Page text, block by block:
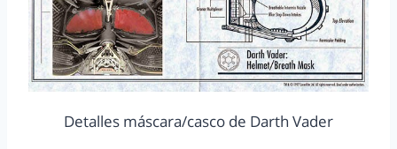
Detalles máscara/casco de Darth Vader